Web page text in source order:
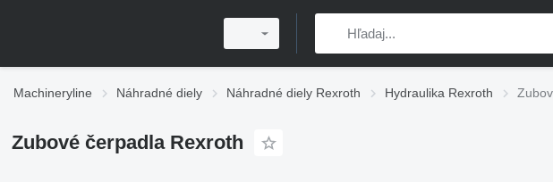
Machineryline Náhradné diely Náhradné diely Rexroth Hydraulika Rexroth
Zubové čerpadla Rexroth